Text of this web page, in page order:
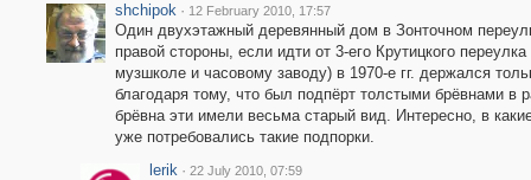
shchipok · 12 February 2010, 17:57
Один двухэтажный деревянный дом в Зонточном
правой стороны, если идти от 3-его Крутицкого переулка
музшколе и часовому заводу) в 1970-е гг. держался
благодаря тому, что был подпёрт толстыми брёвнами в
брёвна эти имели весьма старый вид. Интересно, в
уже потребовались такие подпорки.
lerik · 22 July 2010, 07:59